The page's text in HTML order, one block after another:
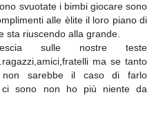
svuotate i bimbi giocare sono
alle èlite il loro piano di
sta riuscendo alla grande.
sulle nostre teste
ma se tanto
non sarebbe il caso di farlo
ci sono non ho più niente da